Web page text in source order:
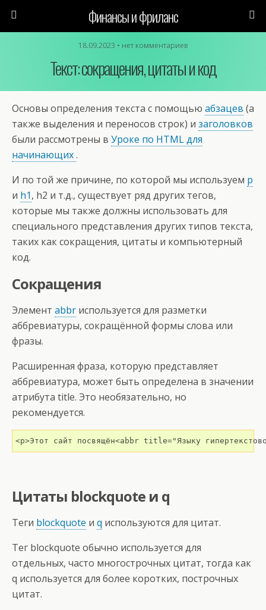
Финансы и фриланс
18.09.2023 • нет комментариев
Текст: сокращения, цитаты и код
Основы определения текста с помощью абзацев (а
также выделения и переносов строк) и заголовков
были рассмотрены в Уроке по HTML для
начинающих.
И по той же причине, по которой мы используем p
и h1, h2 и т.д., существует ряд других тегов,
которые мы также должны использовать для
специального представления других типов текста,
таких как сокращения, цитаты и компьютерный
код.
Сокращения
Элемент abbr используется для разметки
аббревиатуры, сокращённой формы слова или
фразы.
Расширенная фраза, которую представляет
аббревиатура, может быть определена в значении
атрибута title. Это необязательно, но
рекомендуется.
<p>Этот сайт посвящён<abbr title="Языку
Цитаты blockquote и q
Теги blockquote и q используются для цитат.
Тег blockquote обычно используется для
отдельных, часто многострочных цитат, тогда как
q используется для более коротких, построчных
цитат.